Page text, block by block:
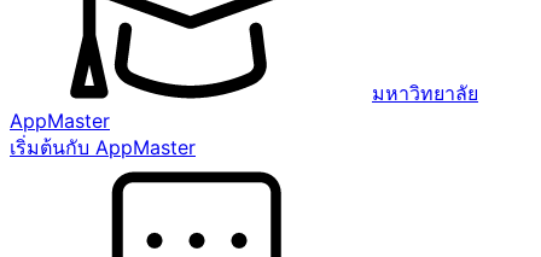
มหาวิทยาลัย
AppMaster
เริ่มต้นกับ AppMaster